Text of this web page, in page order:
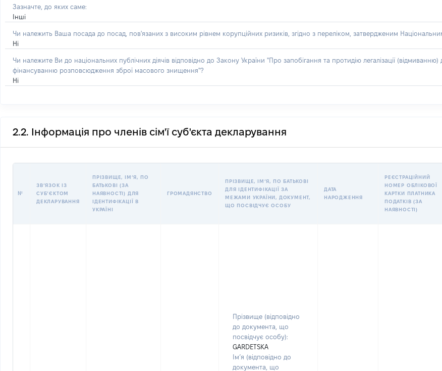
Зазначте, до яких саме:
Інші
Чи належить Ваша посада до посад, пов'язаних з високим рівнем корупційних ризиків, згідно з переліком, затвердженим
Ні
Чи належите Ви до національних публічних діячів відповідно до Закону України "Про запобігання та протидію легалізації
фінансуванню розповсюдження зброї масового знищення"?
Ні
2.2. Інформація про членів сім'ї суб'єкта декларування
№
ЗВʼЯЗОК ІЗ
СУБʼЄКТОМ
ДЕКЛАРУВАННЯ
ПРІЗВИЩЕ, ІМʼЯ, ПО
БАТЬКОВІ (ЗА
НАЯВНОСТІ) ДЛЯ
ІДЕНТИФІКАЦІЇ В
УКРАЇНІ
ГРОМАДЯНСТВО
ПРІЗВИЩЕ, ІМʼЯ, ПО БАТЬКОВІ
ДЛЯ ІДЕНТИФІКАЦІЇ ЗА
МЕЖАМИ УКРАЇНИ, ДОКУМЕНТ,
ЩО ПОСВІДЧУЄ ОСОБУ
ДАТА
НАРОДЖЕННЯ
РЕЄСТРАЦІЙНИЙ
НОМЕР ОБЛІКОВОЇ
КАРТКИ ПЛАТНИКА
ПОДАТКІВ (ЗА
НАЯВНОСТІ)
Прізвище (відповідно
до документа, що
посвідчує особу):
GARDETSKA
Ім’я (відповідно до
документа, що